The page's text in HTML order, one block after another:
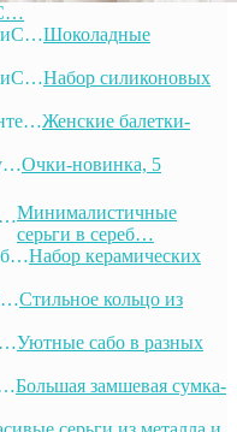
Шоколадные
Набор силиконовых
Женские балетки-
Очки-новинка, 5
Минималистичные
серьги в сереб…
Набор керамических
Стильное кольцо из
Уютные сабо в разных
Большая замшевая сумка-